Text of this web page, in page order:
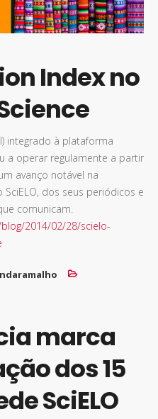
Index no
integrado à plataforma
a operar regulamente a partir
avanço notável na
dos seus periódicos e
comunicam.
2014/02/28/scielo-
SciELO Citation Index no Web
marca
dos 15
SciELO